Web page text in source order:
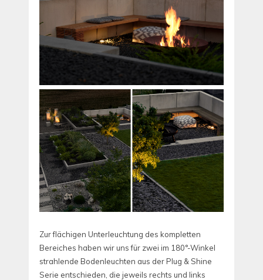
Zur flächigen Unterleuchtung des kompletten
Bereiches haben wir uns für zwei im 180°-Winkel
strahlende Bodenleuchten aus der Plug & Shine
Serie entschieden, die jeweils rechts und links